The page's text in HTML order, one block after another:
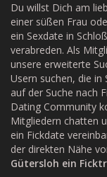
Du willst Dich am
einer süßen Frau
ein Sexdate in
verabreden. Als
unsere erweiterte
Usern suchen, die
auf der Suche nach
Dating Community
Mitgliedern chatten
ein Fickdate
der direkten Nähe
Gütersloh ein